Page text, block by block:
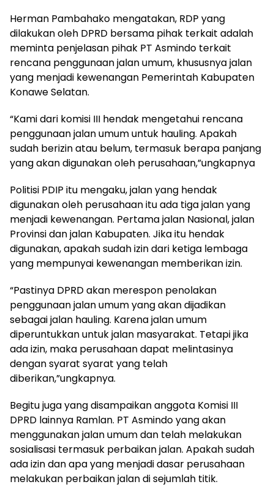
Herman Pambahako mengatakan, RDP yang
dilakukan oleh DPRD bersama pihak terkait adalah
meminta penjelasan pihak PT Asmindo terkait
rencana penggunaan jalan umum, khususnya jalan
yang menjadi kewenangan Pemerintah Kabupaten
Konawe Selatan.
“Kami dari komisi III hendak mengetahui rencana
penggunaan jalan umum untuk hauling. Apakah
sudah berizin atau belum, termasuk berapa panjang
yang akan digunakan oleh perusahaan,”ungkapnya
Politisi PDIP itu mengaku, jalan yang hendak
digunakan oleh perusahaan itu ada tiga jalan yang
menjadi kewenangan. Pertama jalan Nasional, jalan
Provinsi dan jalan Kabupaten. Jika itu hendak
digunakan, apakah sudah izin dari ketiga lembaga
yang mempunyai kewenangan memberikan izin.
“Pastinya DPRD akan merespon penolakan
penggunaan jalan umum yang akan dijadikan
sebagai jalan hauling. Karena jalan umum
diperuntukkan untuk jalan masyarakat. Tetapi jika
ada izin, maka perusahaan dapat melintasinya
dengan syarat syarat yang telah
diberikan,”ungkapnya.
Begitu juga yang disampaikan anggota Komisi III
DPRD lainnya Ramlan. PT Asmindo yang akan
menggunakan jalan umum dan telah melakukan
sosialisasi termasuk perbaikan jalan. Apakah sudah
ada izin dan apa yang menjadi dasar perusahaan
melakukan perbaikan jalan di sejumlah titik.